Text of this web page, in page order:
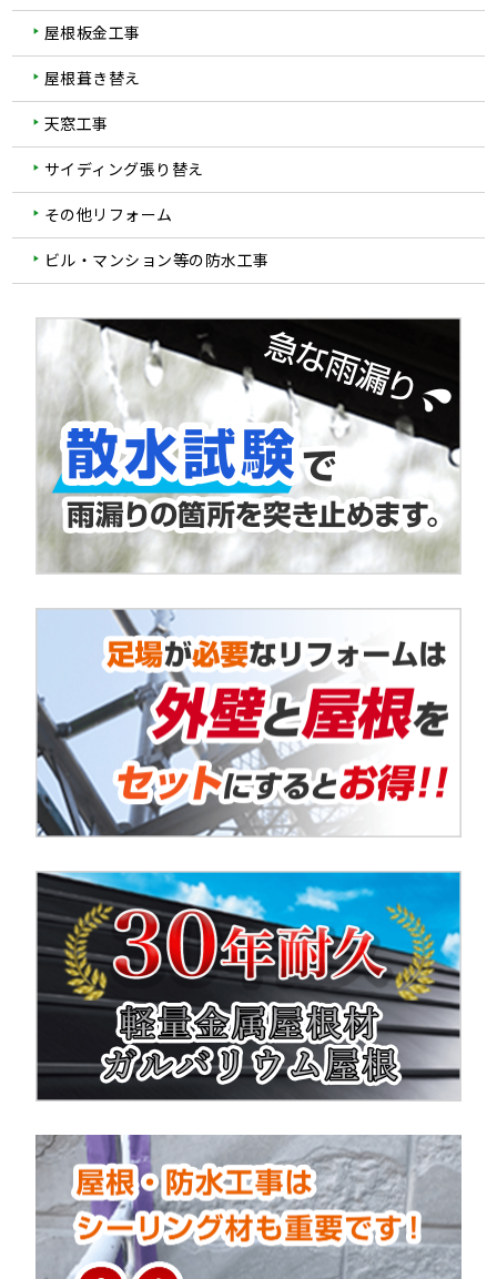
屋根板金工事
屋根葺き替え
天窓工事
サイディング張り替え
その他リフォーム
ビル・マンション等の防水工事